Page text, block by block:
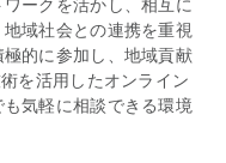
ークを活かし、相互に
域社会との連携を重視
的に参加し、地域貢献
を活用したオンライン
気軽に相談できる環境